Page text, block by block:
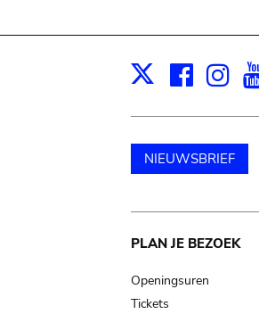
X
NIEUWSBRIEF
Main
PLAN JE BEZOEK
Openingsuren
Tickets